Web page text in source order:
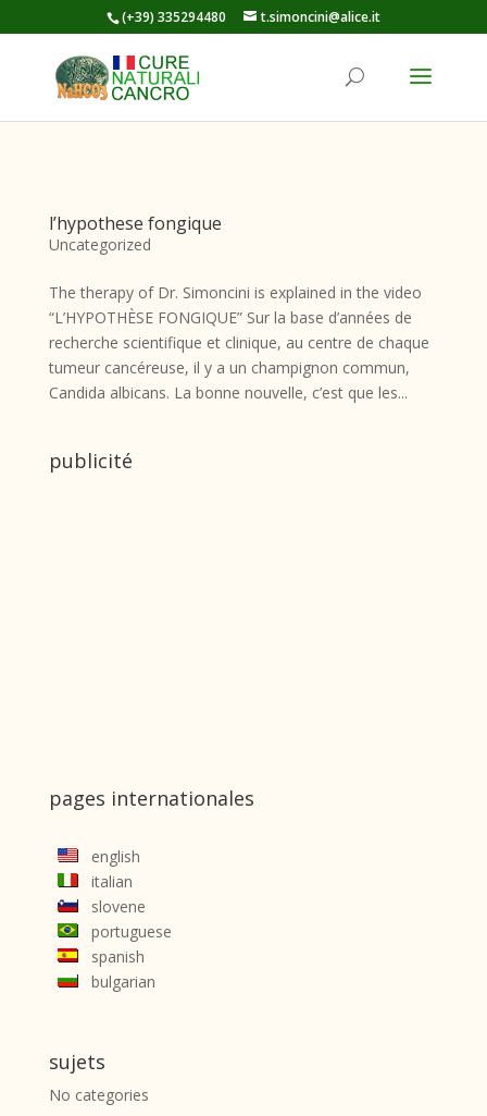
(+39) 335294480 t.simoncini@alice.it
l’hypothese fongique
Uncategorized
The therapy of Dr. Simoncini is explained in the video
“L’HYPOTHÈSE FONGIQUE” Sur la base d’années de
recherche scientifique et clinique, au centre de chaque
tumeur cancéreuse, il y a un champignon commun,
Candida albicans. La bonne nouvelle, c’est que les...
publicité
pages internationales
english
italian
slovene
portuguese
spanish
bulgarian
sujets
No categories